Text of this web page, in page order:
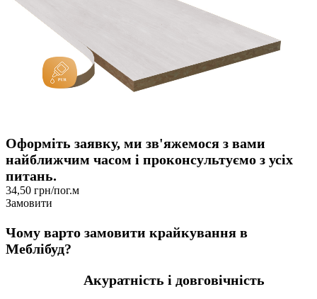
Оформіть заявку, ми зв'яжемося з вами
найближчим часом і проконсультуємо з усіх
питань.
34,50 грн/пог.м
Замовити
Чому варто замовити крайкування в
Меблібуд?
Акуратність і довговічність